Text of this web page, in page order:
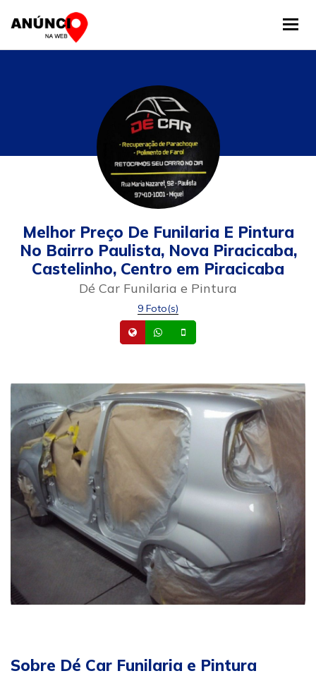
Melhor Preço De Funilaria E Pintura
No Bairro Paulista, Nova Piracicaba,
Castelinho, Centro em Piracicaba
Dé Car Funilaria e Pintura
9 Foto(s)
Site Whatsapp
Sobre Dé Car Funilaria e Pintura